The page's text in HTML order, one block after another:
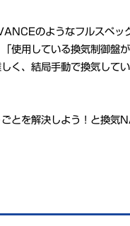
のようなフルスペッ
使用している換気制御盤
く、結局手動で換気して
とを解決しよう！と換気